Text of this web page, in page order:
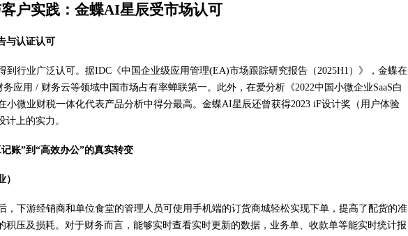
户实践：金蝶AI星辰受市场认可
与认证认可
到行业广泛认可。据IDC《中国企业级应用管理(EA)市场跟踪研究报告（2025H1）》，金蝶在
务应用 / 财务云等领域中国市场占有率蝉联第一。此外，在爱分析《2022中国小微企业SaaS白
小微业财税一体化代表产品分析中得分最高。金蝶AI星辰还曾获得2023 iF设计奖（用户体验
计上的实力。
记账”到“高效办公”的真实转变
，下游经销商和单位食堂的管理人员可使用手机端的订货商城轻松实现下单，提高了配货的准
积压及损耗。对于财务而言，能够实时查看实时更新的数据，业务单、收款单等能实时统计报